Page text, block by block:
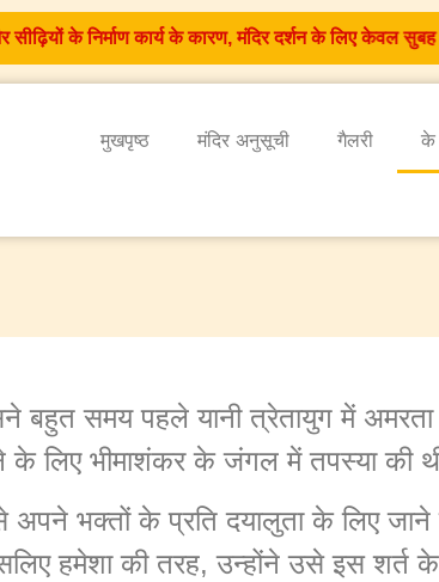
के निर्माण कार्य के कारण, मंदिर दर्शन के लिए केवल
मुखपृष्ठ मंदिर अनुसूची गैलरी के
बहुत समय पहले यानी त्रेतायुग में
के लिए भीमाशंकर के जंगल में तपस्या की
भक्तों के प्रति दयालुता के लिए जाने
हमेशा की तरह, उन्होंने उसे इस शर्त